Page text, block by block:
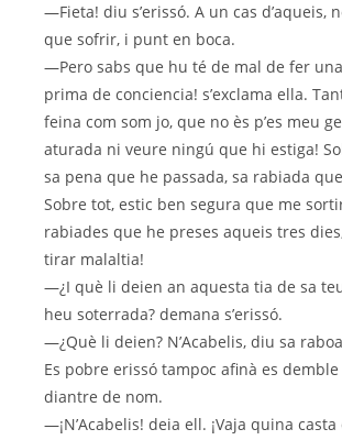
—Fieta! diu s’erissó. A un cas d’aqueis,
que sofrir, i punt en boca.
—Pero sabs que hu té de mal de fer
prima de conciencia! s’exclama ella.
feina com som jo, que no ès p’es meu
aturada ni veure ningú que hi estiga!
sa pena que he passada, sa rabiada
Sobre tot, estic ben segura que me
rabiades que he preses aqueis tres
tirar malaltia!
—¿I què li deien an aquesta tia de sa
heu soterrada? demana s’erissó.
—¿Què li deien? N’Acabelis, diu sa
Es pobre erissó tampoc afinà es
diantre de nom.
—¡N’Acabelis! deia ell. ¡Vaja quina